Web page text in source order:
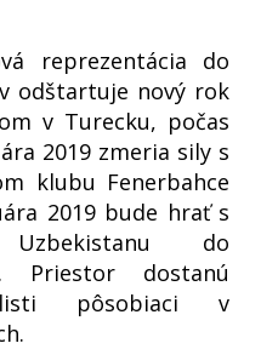
reprezentácia do
odštartuje nový rok
v Turecku, počas
2019 zmeria sily s
klubu Fenerbahce
2019 bude hrať s
Uzbekistanu do
Priestor dostanú
pôsobiaci v